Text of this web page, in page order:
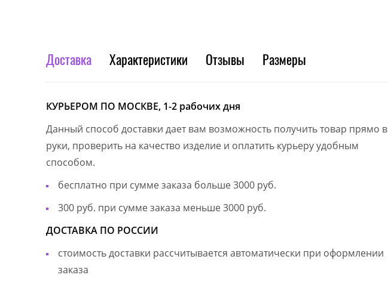
Доставка Характеристики Отзывы Размеры
КУРЬЕРОМ ПО МОСКВЕ, 1-2 рабочих дня
Данный способ доставки дает вам возможность получить товар прямо в
руки, проверить на качество изделие и оплатить курьеру удобным
способом.
бесплатно при сумме заказа больше 3000 руб.
300 руб. при сумме заказа меньше 3000 руб.
ДОСТАВКА ПО РОССИИ
стоимость доставки рассчитывается автоматически при оформлении
заказа